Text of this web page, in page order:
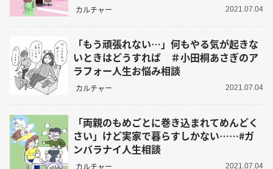
カルチャー 2021.07.04
「もう頑張れない…」何もやる気が起きな
いときはどうすれば ＃小田桐あさぎのア
ラフォー人生お悩み相談
カルチャー 2021.07.04
「両親のもめごとに巻き込まれてめんどく
さい」けど実家で暮らすしかない……#ガ
ンバラナイ人生相談
カルチャー 2021.07.04